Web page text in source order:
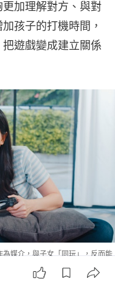
加理解對方、與對
孩子的打機時間，
遊戲變成建立關係
媒介，與子女「同玩」，反而能
要橋樑。（Freepik）